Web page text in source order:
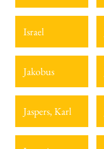
Israel
Jakobus
Jaspers, Karl